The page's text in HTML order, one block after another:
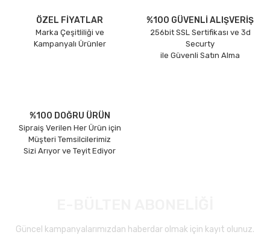
ÖZEL FİYATLAR
Marka Çeşitliliği ve
Kampanyalı Ürünler
%100 GÜVENLİ ALIŞVERİŞ
256bit SSL Sertifikası ve 3d
Securty
ile Güvenli Satın Alma
%100 DOĞRU ÜRÜN
Sipraiş Verilen Her Ürün için
Müşteri Temsilcilerimiz
Sizi Arıyor ve Teyit Ediyor
Güncel kampanyalarımızdan haberdar olmak için kayıt olunuz.